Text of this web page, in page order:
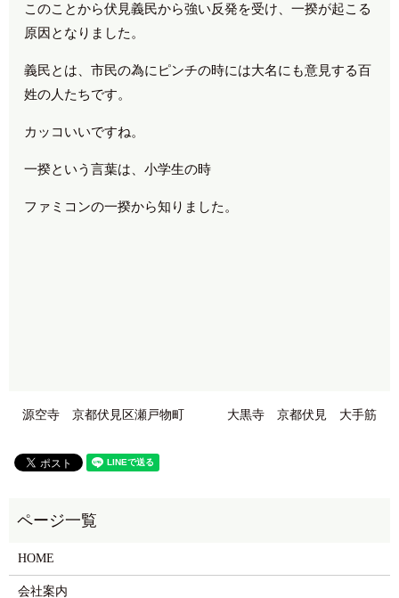
このことから伏見義民から強い反発を受け、一揆が起こる
原因となりました。
義民とは、市民の為にピンチの時には大名にも意見する百
姓の人たちです。
カッコいいですね。
一揆という言葉は、小学生の時
ファミコンの一揆から知りました。
源空寺 京都伏見区瀬戸物町 大黒寺 京都伏見 大手筋
HOME
会社案内